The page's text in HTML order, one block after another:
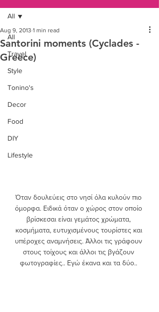
All
Travel
Style
Tonino's
Decor
Food
DIY
Lifestyle
All
Santorini moments (Cyclades -
Greece)
Aug 9, 2013 1 min read
Όταν δουλεύεις στο νησί όλα κυλούν πιο
όμορφα. Ειδικά όταν ο χώρος στον οποίο
βρίσκεσαι είναι γεμάτος χρώματα,
κοσμήματα, ευτυχισμένους τουρίστες και
υπέροχες αναμνήσεις. Άλλοι τις γράφουν
στους τοίχους και άλλοι τις βγάζουν
φωτογραφίες.. Εγώ έκανα και τα δύο..